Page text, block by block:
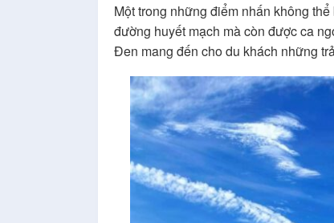
Một trong những điểm nhấn không
đường huyết mạch mà còn được ca
Đen mang đến cho du khách những